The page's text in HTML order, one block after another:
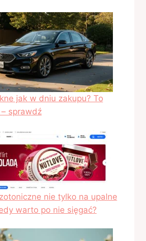
jak w dniu zakupu? To
sprawdź
nie tylko na upalne
warto po nie sięgać?